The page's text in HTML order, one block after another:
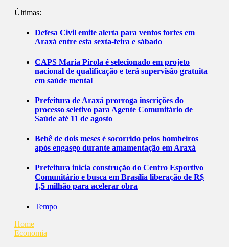
Últimas:
Defesa Civil emite alerta para ventos fortes em
Araxá entre esta sexta-feira e sábado
CAPS Maria Pirola é selecionado em projeto
nacional de qualificação e terá supervisão gratuita
em saúde mental
Prefeitura de Araxá prorroga inscrições do
processo seletivo para Agente Comunitário de
Saúde até 11 de agosto
Bebê de dois meses é socorrido pelos bombeiros
após engasgo durante amamentação em Araxá
Prefeitura inicia construção do Centro Esportivo
Comunitário e busca em Brasília liberação de R$
1,5 milhão para acelerar obra
Tempo
Home
Economia